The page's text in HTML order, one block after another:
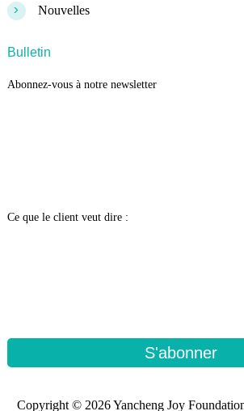
> Nouvelles
Bulletin
Abonnez-vous à notre newsletter
Ce que le client veut dire :
S'abonner
Copyright © 2026 Yancheng Joy